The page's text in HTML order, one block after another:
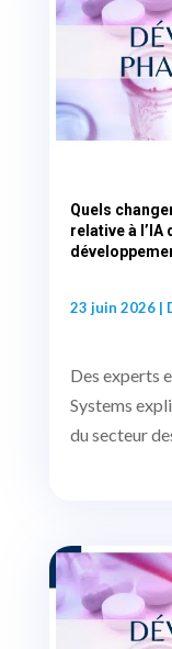
Quels
relative à l’IA
23 juin 2026|
Des experts
Systems
du secteur